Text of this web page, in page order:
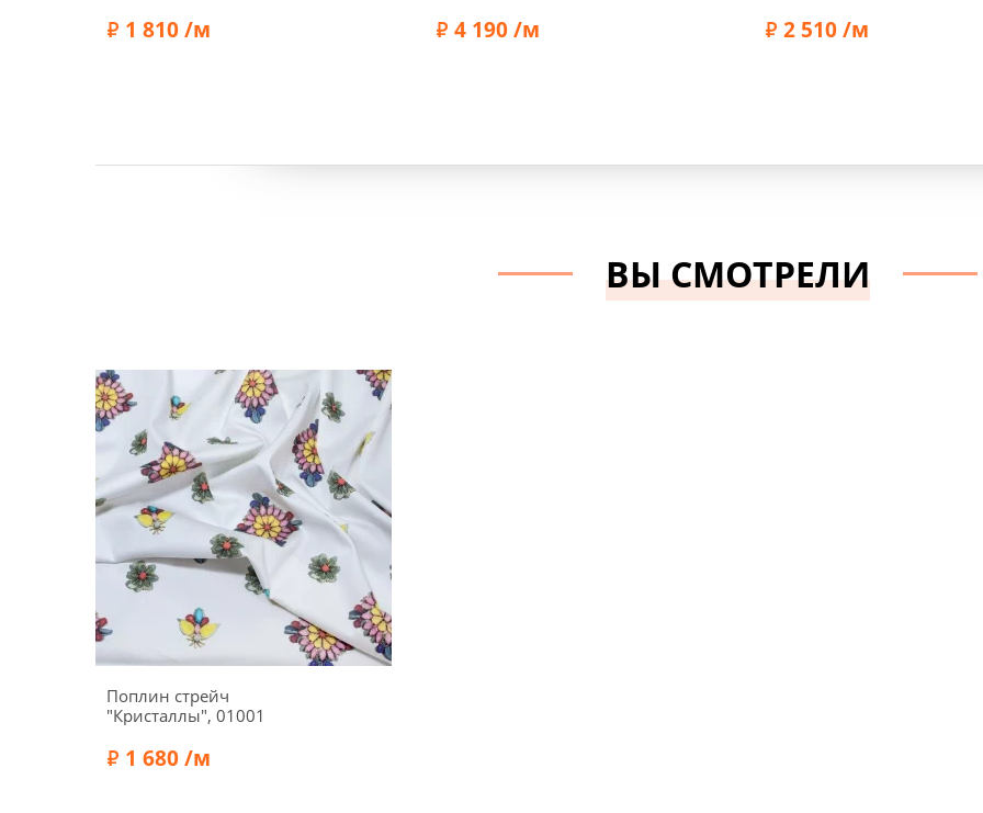
1 810 /м
Ширина: 140 см
4 190 /м
Ширина: 145 см
2 510 /м
Ширина: 145 см
ВЫ СМОТРЕЛИ
Поплин стрейч
"Кристаллы", 01001
1 680 /м